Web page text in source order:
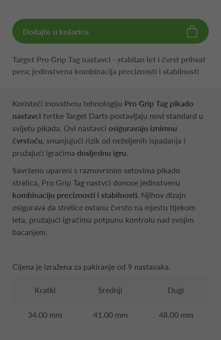
Dodajte u košaricu
Target Pro Grip Tag nastavci - stabilan let i čvrst prihvat
pera; jedinstvena kombinacija preciznosti i stabilnosti
Koristeći inovativnu tehnologiju Pro Grip Tag pikado
nastavci tvrtke Target Darts postavljaju novi standard u
svijetu pikada. Ovi nastavci osiguravaju iznimnu
čvrstoću, smanjujući rizik od neželjenih ispadanja i
pružajući igračima dosljednu igru.
Savršeno upareni s raznovrsnim setovima pikado
strelica, Pro Grip Tag nastvci donose jedinstvenu
kombinaciju preciznosti i stabilnosti. Njihov dizajn
osigurava da strelice ostanu čvrsto na mjestu tijekom
leta, pružajući igračima potpunu kontrolu nad svojim
bacanjem.
Cijena je izražena za pakiranje od 9 nastavaka.
Kratki Srednji Dugi
34.00 mm 41.00 mm 48.00 mm